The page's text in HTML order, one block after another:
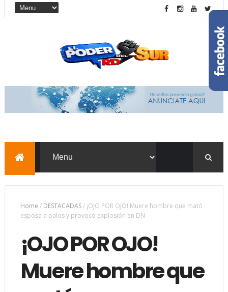
Home / DESTACADAS/ ¡OJO POR OJO! Muere hombre que mató
esposa a palos y provocó explosión en DN
¡OJO POR OJO!
Muere hombre que